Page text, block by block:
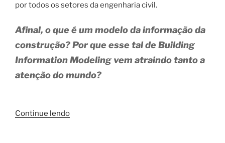
por todos os setores da engenharia civil.
Afinal, o que é um modelo da informação da
construção? Por que esse tal de Building
Information Modeling vem atraindo tanto a
atenção do mundo?
Continue lendo“Tudo